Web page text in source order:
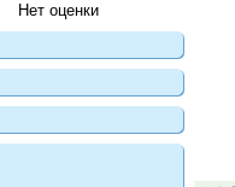
Нет оценки